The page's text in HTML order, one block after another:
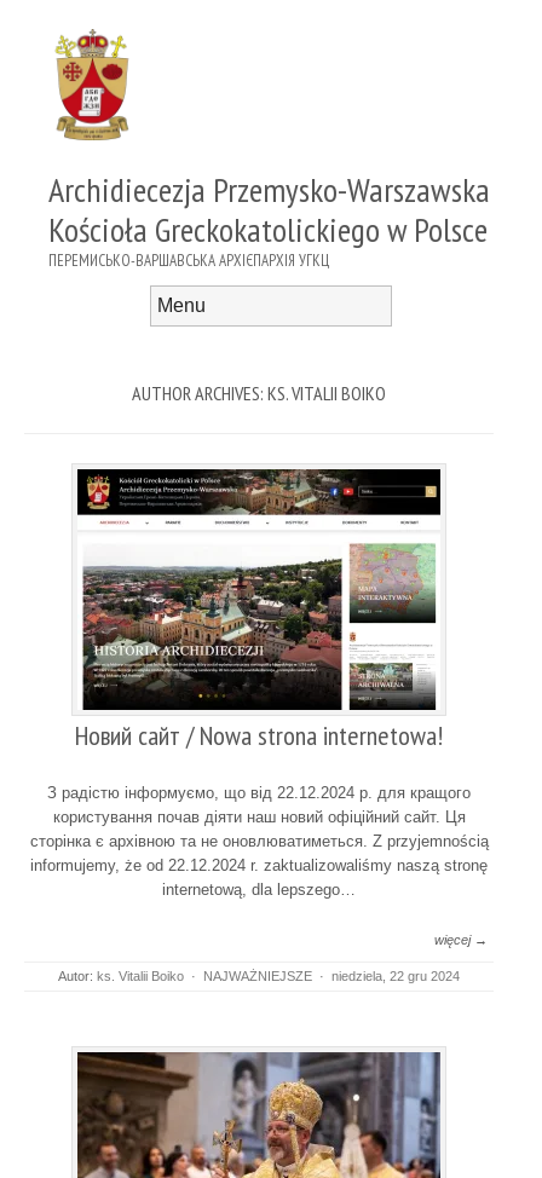
Archidiecezja Przemysko-Warszawska
Kościoła Greckokatolickiego w Polsce
ПЕРЕМИСЬКО-ВАРШАВСЬКА АРХІЄПАРХІЯ УГКЦ
AUTHOR ARCHIVES: KS. VITALII BOIKO
Новий сайт / Nowa strona internetowa!
З радістю інформуємо, що від 22.12.2024 р. для кращого
користування почав діяти наш новий офіційний сайт. Ця
сторінка є архівною та не оновлюватиметься. Z przyjemnością
informujemy, że od 22.12.2024 r. zaktualizowaliśmy naszą stronę
internetową, dla lepszego…
więcej →
Autor: ks. Vitalii Boiko · NAJWAŻNIEJSZE · niedziela, 22 gru 2024